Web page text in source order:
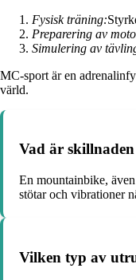
Fysisk träning:
Preparering av
Simulering av
MC-sport är en
värld.
Vad är
En mountainbike,
stötar och vibrationer
Vilken typ av